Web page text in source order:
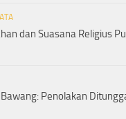
dan Suasana Religius
Bawang: Penolakan